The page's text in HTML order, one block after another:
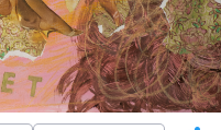
books, journals and